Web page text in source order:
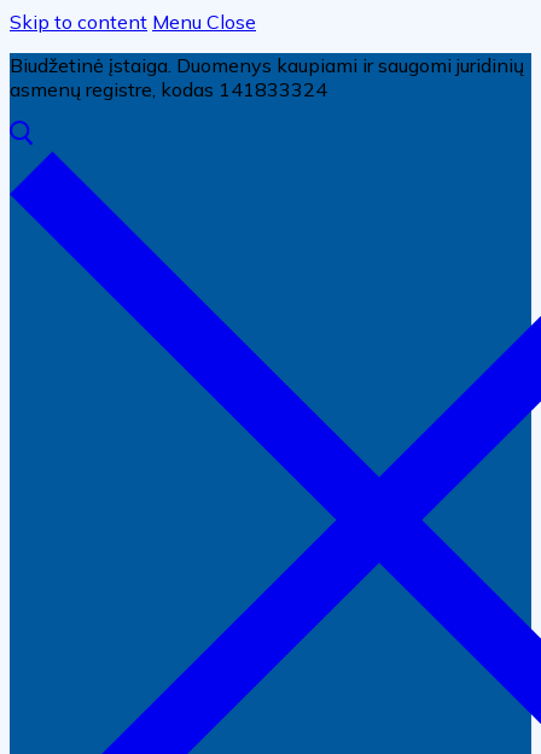
Skip to content Menu Close
Biudžetinė įstaiga. Duomenys kaupiami ir saugomi juridinių
asmenų registre, kodas 141833324